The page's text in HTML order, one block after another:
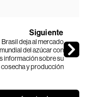
Siguiente
Brasil deja al mercado
mundial del azúcar con
información sobre su
cosecha y producción